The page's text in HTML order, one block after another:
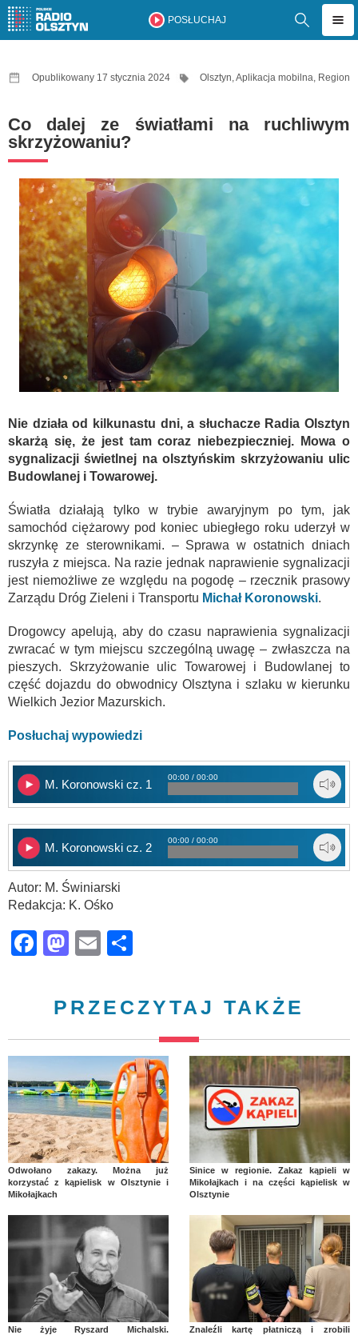
POSŁUCHAJ
Opublikowany 17 stycznia 2024 Olsztyn,Aplikacja mobilna, Region
Co dalej ze światłami na ruchliwym
skrzyżowaniu?
Nie działa od kilkunastu dni, a słuchacze Radia Olsztyn
skarżą się, że jest tam coraz niebezpieczniej. Mowa o
sygnalizacji świetlnej na olsztyńskim skrzyżowaniu ulic
Budowlanej i Towarowej.
Światła działają tylko w trybie awaryjnym po tym, jak
samochód ciężarowy pod koniec ubiegłego roku uderzył w
skrzynkę ze sterownikami. – Sprawa w ostatnich dniach
ruszyła z miejsca. Na razie jednak naprawienie sygnalizacji
jest niemożliwe ze względu na pogodę – rzecznik prasowy
Zarządu Dróg Zieleni i Transportu Michał Koronowski.
Drogowcy apelują, aby do czasu naprawienia sygnalizacji
zwracać w tym miejscu szczególną uwagę – zwłaszcza na
pieszych. Skrzyżowanie ulic Towarowej i Budowlanej to
część dojazdu do obwodnicy Olsztyna i szlaku w kierunku
Wielkich Jezior Mazurskich.
Posłuchaj wypowiedzi
M. Koronowski cz. 1
00:00 / 00:00
M. Koronowski cz. 2
00:00 / 00:00
Autor: M. Świniarski
Redakcja: K. Ośko
Facebook
Mastodon
Email
PRZECZYTAJ TAKŻE
Odwołano zakazy. Można już
korzystać z kąpielisk w Olsztynie i
Mikołajkach
Sinice w regionie. Zakaz kąpieli w
Mikołajkach i na części kąpielisk w
Olsztynie
Nie żyje Ryszard Michalski.
Znaleźli kartę płatniczą i zrobili